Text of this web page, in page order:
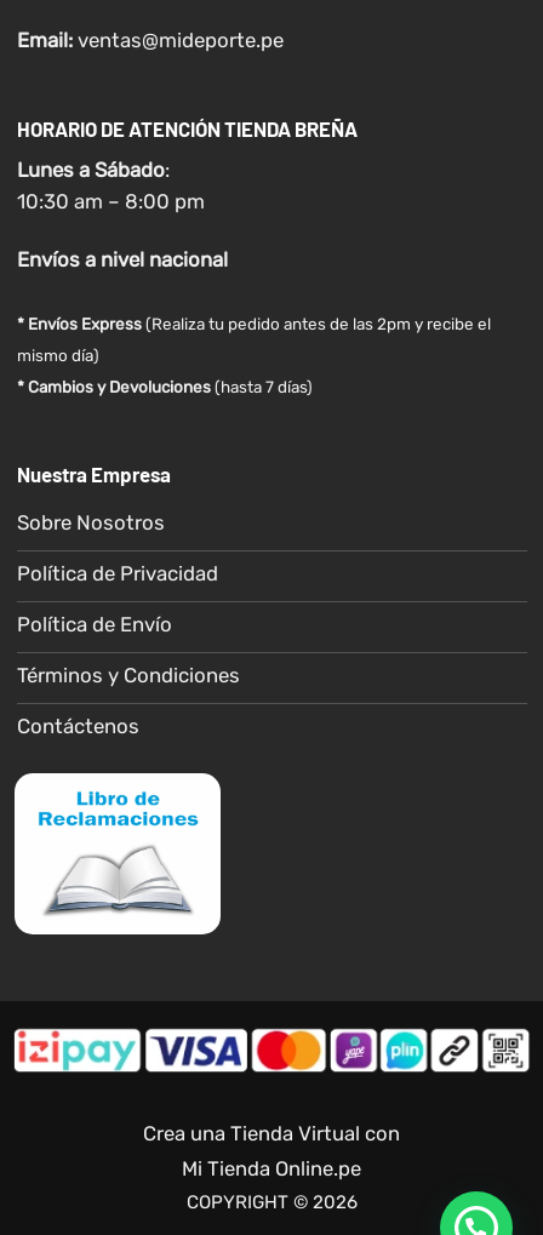
Email: ventas@mideporte.pe
HORARIO DE ATENCIÓN TIENDA BREÑA
Lunes a Sábado:
10:30 am – 8:00 pm
Envíosa nivel nacional
* Envíos Express(Realiza tu pedido antes de las 2pm y recibe el
mismo día)
* Cambios y Devoluciones (hasta 7 días)
Nuestra Empresa
Sobre Nosotros
Política de Privacidad
Política de Envío
Términos y Condiciones
Contáctenos
Crea una Tienda Virtual con
Mi Tienda Online.pe
COPYRIGHT © 2026